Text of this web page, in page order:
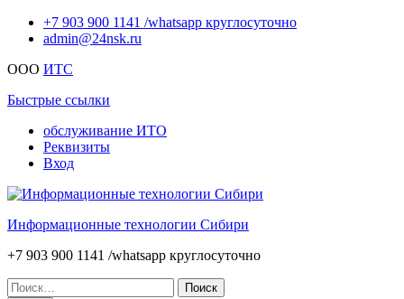
Перейти+7 903 900 1141 /whatsapp круглосуточно
admin@24nsk.ru
ООО ИТС
Быстрые ссылки
обслуживание ИТО
Реквизиты
Вход
Информационные технологии Сибири
+7 903 900 1141 /whatsapp круглосуточно
Искать: